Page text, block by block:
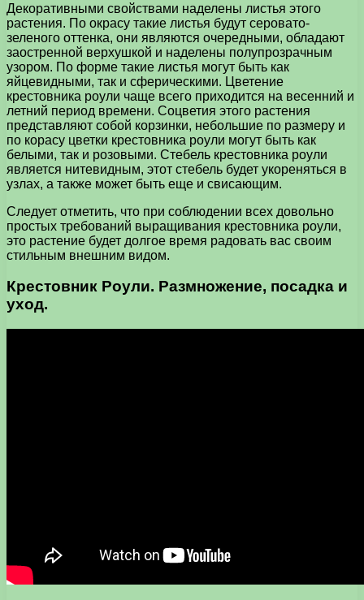
Декоративными свойствами наделены листья этого
растения. По окрасу такие листья будут серовато-
зеленого оттенка, они являются очередными, обладают
заостренной верхушкой и наделены полупрозрачным
узором. По форме такие листья могут быть как
яйцевидными, так и сферическими. Цветение
крестовника роули чаще всего приходится на весенний и
летний период времени. Соцветия этого растения
представляют собой корзинки, небольшие по размеру и
по корасу цветки крестовника роули могут быть как
белыми, так и розовыми. Стебель крестовника роули
является нитевидным, этот стебель будет укореняться в
узлах, а также может быть еще и свисающим.
Следует отметить, что при соблюдении всех довольно
простых требований выращивания крестовника роули,
это растение будет долгое время радовать вас своим
стильным внешним видом.
Крестовник Роули. Размножение, посадка и
уход.